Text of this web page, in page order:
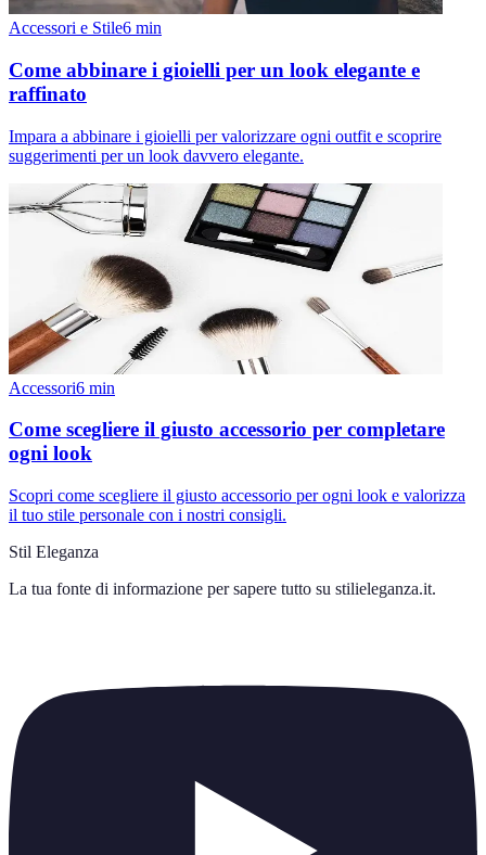
Accessori e Stile6 min
Come abbinare i gioielli per un look elegante e
raffinato
Impara a abbinare i gioielli per valorizzare ogni outfit e scoprire
suggerimenti per un look davvero elegante.
Accessori6 min
Come scegliere il giusto accessorio per completare
ogni look
Scopri come scegliere il giusto accessorio per ogni look e valorizza
il tuo stile personale con i nostri consigli.
Stil Eleganza
La tua fonte di informazione per sapere tutto su stilieleganza.it.